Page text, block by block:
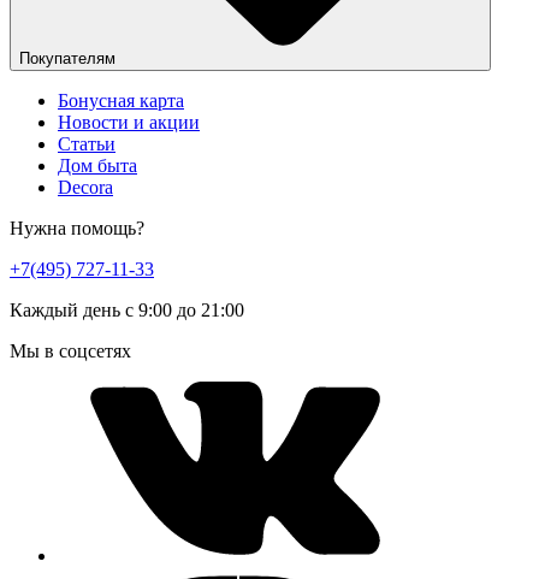
Покупателям
Бонусная карта
Новости и акции
Статьи
Дом быта
Decora
Нужна помощь?
+7(495) 727-11-33
Каждый день с 9:00 до 21:00
Мы в соцсетях